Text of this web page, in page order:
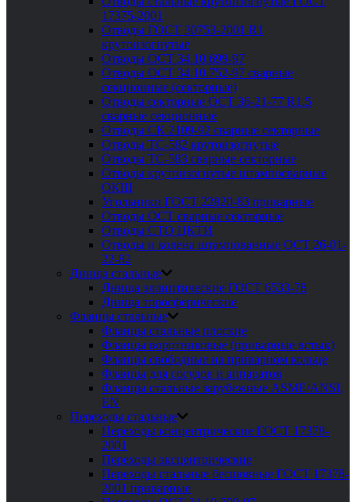
17375-2001
Отводы ГОСТ 30753-2001 R1
крутоизогнутые
Отводы ОСТ 34.10.699-97
Отводы ОСТ 34.10.752-97 сварные
секционные (секторные)
Отводы секторные ОСТ 36-21-77 R1.5
сварные секционные
Отводы СК 2109-92 сварные секторные
Отводы ТС-582 крутоизогнутые
Отводы ТС-583 сварные секторные
Отводы крутоизогнутые штампосварные
ОКШ
Угольники ГОСТ 22820-83 приварные
Отводы ОСТ сварные секторные
Отводы СТО ЦКТИ
Отводы и колена штампованные ОСТ 26-01-
22-82
Днища стальные
Днища эллиптические ГОСТ 6533-78
Днища торосферические
Фланцы стальные
Фланцы стальные плоские
Фланцы воротниковые (приварные встык)
Фланцы свободные на приварном кольце
Фланцы для сосудов и аппаратов
Фланцы стальные зарубежные ASME/ANSI,
EN
Переходы стальные
Переходы концентрические ГОСТ 17378-
2001
Переходы эксцентрические
Переходы стальные бесшовные ГОСТ 17378-
2001 приварные